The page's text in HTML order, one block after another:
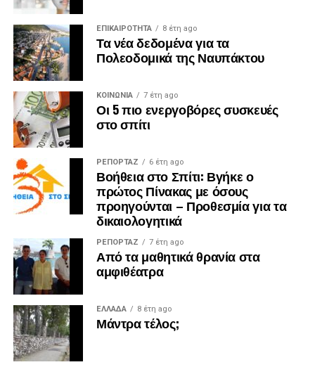
ΕΠΙΚΑΙΡΟΤΗΤΑ 8 έτη ago
Τα νέα δεδομένα για τα
Πολεοδομικά της Ναυπάκτου
ΚΟΙΝΩΝΙΑ 7 έτη ago
Οι 5 πιο ενεργοβόρες συσκευές
στο σπίτι
ΡΕΠΟΡΤΑΖ 6 έτη ago
Βοήθεια στο Σπίτι: Βγήκε ο
πρώτος Πίνακας με όσους
προηγούνται – Προθεσμία για τα
δικαιολογητικά
ΡΕΠΟΡΤΑΖ 7 έτη ago
Από τα μαθητικά θρανία στα
αμφιθέατρα
ΕΛΛΑΔΑ 8 έτη ago
Μάντρα τέλος;